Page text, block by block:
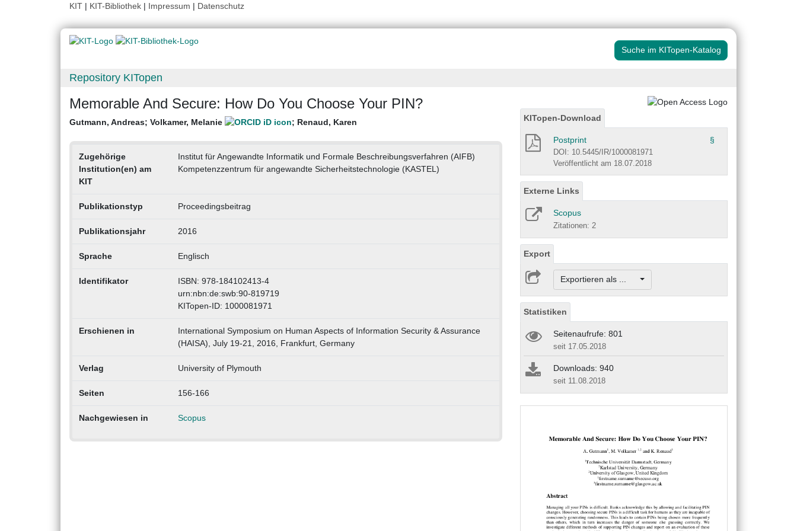
KIT | KIT-Bibliothek | Impressum | Datenschutz
Suche im KITopen-Katalog
Repository KITopen
Memorable And Secure: How Do You Choose Your PIN?
Gutmann, Andreas; Volkamer, Melanie ; Renaud, Karen
Zugehörige
Institution(en) am
KIT
Institut für Angewandte Informatik und Formale Beschreibungsverfahren (AIFB)
Kompetenzzentrum für angewandte Sicherheitstechnologie (KASTEL)
Publikationstyp Proceedingsbeitrag
Publikationsjahr 2016
Sprache Englisch
Identifikator
ISBN: 978-184102413-4
urn:nbn:de:swb:90-819719
KITopen-ID: 1000081971
Erschienen in
International Symposium on Human Aspects of Information Security & Assurance
(HAISA), July 19-21, 2016, Frankfurt, Germany
Verlag University of Plymouth
Seiten 156-166
Nachgewiesen in Scopus
KITopen-Download
Postprint §
DOI: 10.5445/IR/1000081971
Veröffentlicht am 18.07.2018
Externe Links
Scopus
Zitationen: 2
Export
Exportieren als ...
Statistiken
Seitenaufrufe: 801
seit 17.05.2018
Downloads: 940
seit 11.08.2018